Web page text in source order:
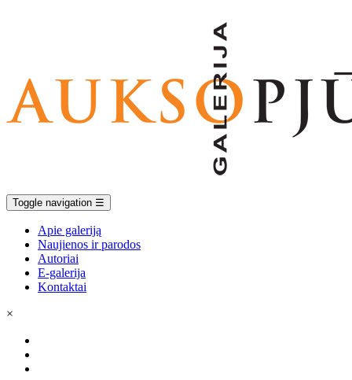
Toggle navigation ☰
Apie galeriją
Naujienos ir parodos
Autoriai
E-galerija
Kontaktai
×